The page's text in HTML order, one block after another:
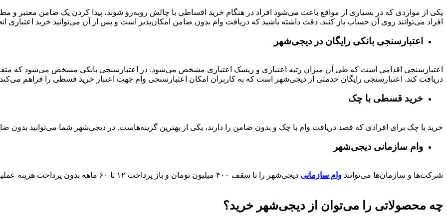
یکی از مواردی که در بسیاری از مواقع باعث می‌شود افراد در هنگام خرید اقساطی با چالش روبه‌رو شوند، پیدا کردن یک ضامن معتبر و
افراد می‌توانند روی آن حساب باز کنند. دقت داشته باشید که دریافت وام بدون ضامن امکان‌پذیر است و پس از آن می‌توانید خرید اعتباری
اعتبارسنجی بانکی رایگان در دیجی‌شهر
اعتبارسنجی اقدامی است که طی آن میزان رتبه اعتباری و ریسک اعتباری مشخص می‌شود. در اعتبارسنجی بانکی مشخص می‌شود که متقاضی
دریافت کند. اعتبارسنجی رایگان خدمتی از دیجی‌شهر است که به کاربران امکان اعتبارسنجی وام جهت اعتبار خرید قسطی را فراهم
خرید قسطی با چک
خرید با چک برای افرادی که قصد دریافت وام با چک و بدون ضامن را دارند، یکی از بهترین گزینه‌هاست. در دیجی‌شهر شما می‌توانید بدون
وام سازمانی دیجی‌شهر
شرکت‌ها و سازمان‌ها می‌توانند وام سازمانی دیجی‌شهر را تا سقف ۴۰۰ میلیون تومان و باز پرداخت ۱۲ تا ۶۰ ماهه بدون پرداخت هزینه
چه محصولاتی را می‌توان از دیجی‌شهر خرید؟